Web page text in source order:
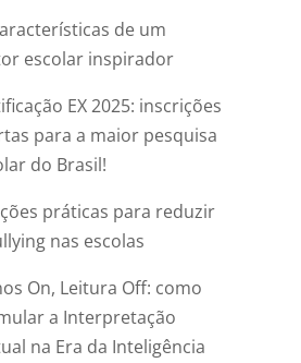
de um
escolar inspirador
EX 2025: inscrições
para a maior pesquisa
do Brasil!
práticas para reduzir
nas escolas
On, Leitura Off: como
a Interpretação
na Era da Inteligência